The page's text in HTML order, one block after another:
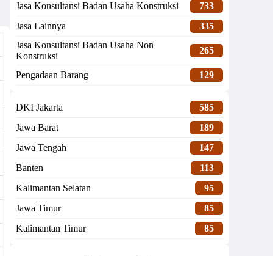
Jasa Konsultansi Badan Usaha Konstruksi
733
Jasa Lainnya
335
Jasa Konsultansi Badan Usaha Non
Konstruksi
265
Pengadaan Barang 129
DKI Jakarta
585
Jawa Barat
189
Jawa Tengah
147
Banten
113
Kalimantan Selatan
95
Jawa Timur
85
Kalimantan Timur
85